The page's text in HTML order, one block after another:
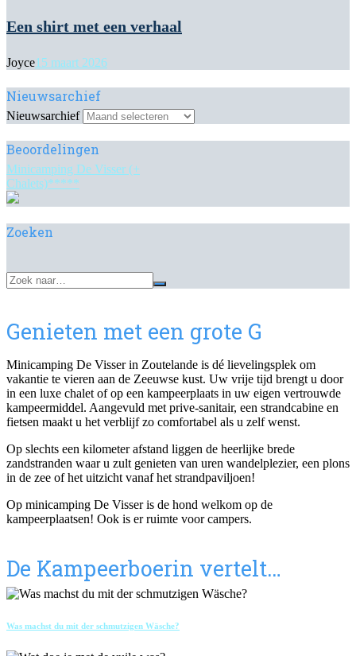
Een shirt met een verhaal
Joyce15 maart 2026
Nieuwsarchief
Nieuwsarchief
Beoordelingen
Minicamping De Visser (+
Chalets)*****
Zoeken
Genieten met een grote G
Minicamping De Visser in Zoutelande is dé lievelingsplek om
vakantie te vieren aan de Zeeuwse kust. Uw vrije tijd brengt u door
in een luxe chalet of op een kampeerplaats in uw eigen vertrouwde
kampeermiddel. Aangevuld met prive-sanitair, een strandcabine en
fietsen maakt u het verblijf zo comfortabel als u zelf wenst.
Op slechts een kilometer afstand liggen de heerlijke brede
zandstranden waar u zult genieten van uren wandelplezier, een plons
in de zee of het uitzicht vanaf het strandpaviljoen!
Op minicamping De Visser is de hond welkom op de
kampeerplaatsen! Ook is er ruimte voor campers.
De Kampeerboerin vertelt…
Was machst du mit der schmutzigen Wäsche?